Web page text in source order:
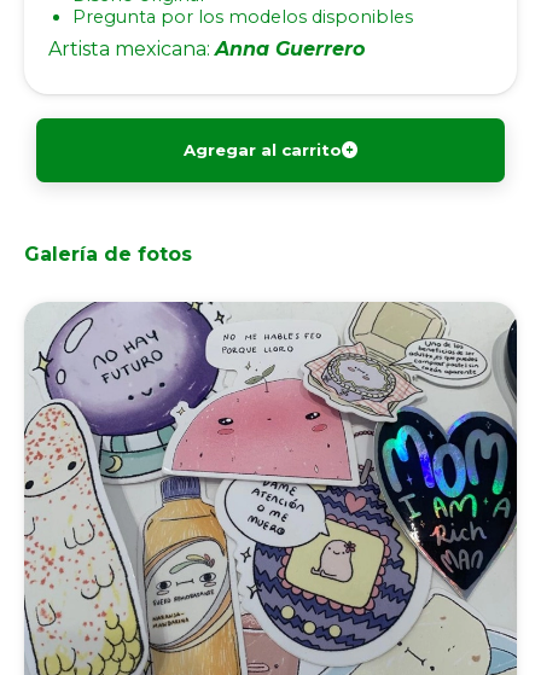
Pregunta por los modelos disponibles
Artista mexicana:Anna Guerrero
Agregar al carrito
Galería de fotos